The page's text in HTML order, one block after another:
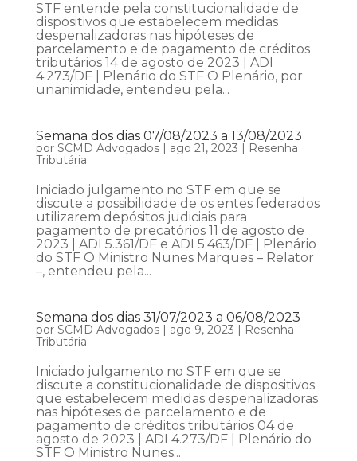
STF entende pela constitucionalidade de
dispositivos que estabelecem medidas
despenalizadoras nas hipóteses de
parcelamento e de pagamento de créditos
tributários 14 de agosto de 2023 | ADI
4.273/DF | Plenário do STF O Plenário, por
unanimidade, entendeu pela...
Semana dos dias 07/08/2023 a 13/08/2023
por SCMD Advogados| ago 21, 2023 | Resenha
Tributária
Iniciado julgamento no STF em que se
discute a possibilidade de os entes federados
utilizarem depósitos judiciais para
pagamento de precatórios 11 de agosto de
2023 | ADI 5.361/DF e ADI 5.463/DF | Plenário
do STF O Ministro Nunes Marques – Relator
–, entendeu pela...
Semana dos dias 31/07/2023 a 06/08/2023
por SCMD Advogados| ago 9, 2023 | Resenha
Tributária
Iniciado julgamento no STF em que se
discute a constitucionalidade de dispositivos
que estabelecem medidas despenalizadoras
nas hipóteses de parcelamento e de
pagamento de créditos tributários 04 de
agosto de 2023 | ADI 4.273/DF | Plenário do
STF O Ministro Nunes...